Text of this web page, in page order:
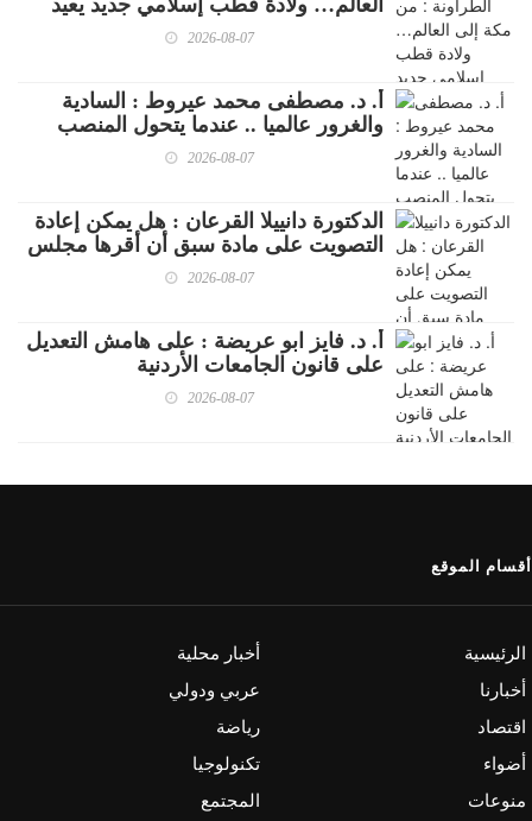
العالم… ولادة قطب إسلامي جديد يعيد
كتابة خرائط القوه2026-08-07
أ. د. مصطفى محمد عيروط : السادية
والغرور عالميا .. عندما يتحول المنصب
والمال إلى وهم القوة
2026-08-07
الدكتورة دانييلا القرعان : هل يمكن إعادة
التصويت على مادة سبق أن أقرها مجلس
النواب؟ قراءة قانونية ؟
2026-08-07
أ. د. فايز ابو عريضة : على هامش التعديل
على قانون الجامعات الأردنية
2026-08-07
أقسام الموقع
الرئيسية
أخبار محلية
أخبارنا
عربي ودولي
اقتصاد
رياضة
أضواء
تكنولوجيا
منوعات
المجتمع